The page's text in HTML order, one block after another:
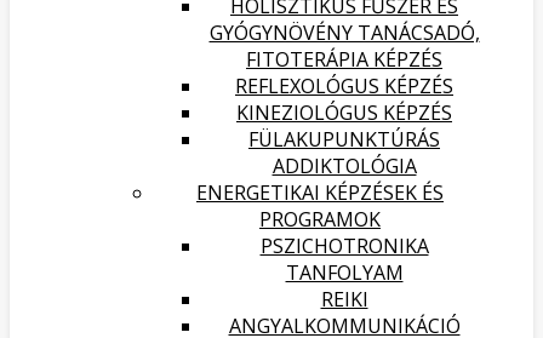
HOLISZTIKUS FŰSZER ÉS
GYÓGYNÖVÉNY TANÁCSADÓ,
FITOTERÁPIA KÉPZÉS
REFLEXOLÓGUS KÉPZÉS
KINEZIOLÓGUS KÉPZÉS
FÜLAKUPUNKTÚRÁS
ADDIKTOLÓGIA
ENERGETIKAI KÉPZÉSEK ÉS
PROGRAMOK
PSZICHOTRONIKA
TANFOLYAM
REIKI
ANGYALKOMMUNIKÁCIÓ